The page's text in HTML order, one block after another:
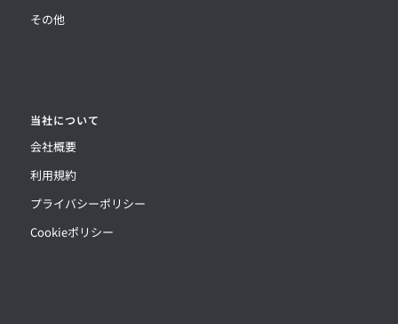
その他
当社について
会社概要
利用規約
プライバシーポリシー
Cookieポリシー